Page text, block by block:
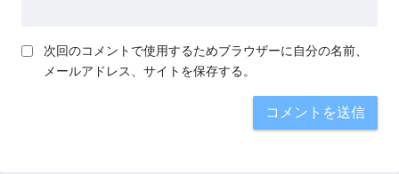
次回のコメントで使用するためブラウザーに自分の名前、
メールアドレス、サイトを保存する。